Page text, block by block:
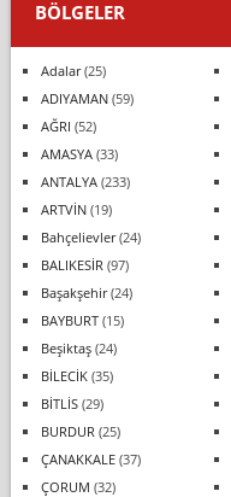
BÖLGELER
Adalar(25)
ADIYAMAN(59)
AĞRI (52)
AMASYA(33)
ANTALYA(233)
ARTVİN(19)
Bahçelievler(24)
BALIKESİR (97)
Başakşehir(24)
BAYBURT(15)
Beşiktaş(24)
BİLECİK(35)
BİTLİS(29)
BURDUR (25)
ÇANAKKALE(37)
ÇORUM (32)